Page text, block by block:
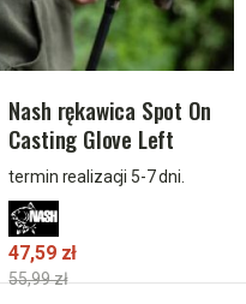
Nash rękawica Spot On
Casting Glove Left
termin realizacji 5-7 dni.
47,59 zł
55,99 zł